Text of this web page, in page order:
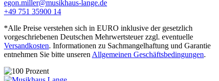
egon.miller@musikhaus-lange.de
+49 751 35900 14
*Alle Preise verstehen sich in EURO inklusive der gesetzlich
vorgeschriebenen Deutschen Mehrwertsteuer zzgl. eventuelle
Versandkosten. Informationen zu Sachmangelhaftung und Garantie
entnehmen Sie bitte unseren Allgemeinen Geschäftsbedingungen.